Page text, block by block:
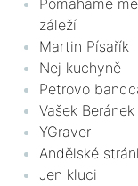
Pomáháme
záleží
Martin Písařík
Nej kuchyně
Petrovo
Vašek Beránek
YGraver
Andělské
Jen kluci